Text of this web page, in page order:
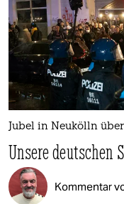
Jubel in Neukölln
Unsere deutschen
Kommentar